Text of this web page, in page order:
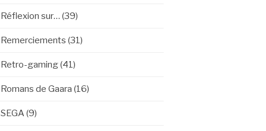
Réflexion sur… (39)
Remerciements (31)
Retro-gaming(41)
Romans de Gaara (16)
SEGA (9)